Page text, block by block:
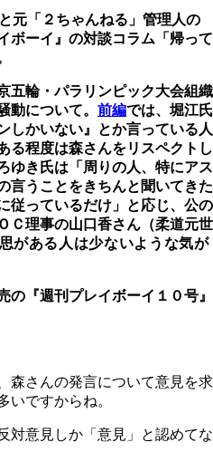
元「２ちゃんねる」管理人の
ボーイ』の対談コラム「帰って
五輪・パラリンピック大会組織
動について。 前編では、堀江氏
しかいない』とか言っている人
る程度は森さんをリスペクトし
ゆき氏は「周りの人、特にアス
言うことをきちんと聞いてきた
従っているだけ」と応じ、公の
Ｃ理事の山口香さん（柔道元世
がある人は少ないような気が
『週刊プレイボーイ１０号』
森さんの発言について意見を求
いですからね。
対意見しか「意見」と認めてな